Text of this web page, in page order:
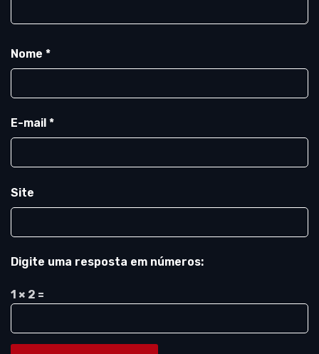
Nome *
E-mail *
Site
Digite uma resposta em números:
1 × 2 =